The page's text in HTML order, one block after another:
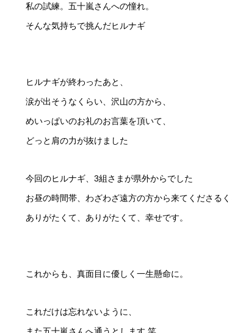
私の試練。五十嵐さんへの憧れ。
そんな気持ちで挑んだヒルナギ
ヒルナギが終わったあと、
涙が出そうなくらい、沢山の方から、
めいっぱいのお礼のお言葉を頂いて、
どっと肩の力が抜けました
今回のヒルナギ、3組さまが県外からでした
お昼の時間帯、わざわざ遠方の方から来てくださるく
ありがたくて、ありがたくて、幸せです。
これからも、真面目に優しく一生懸命に。
これだけは忘れないように、
また五十嵐さんへ通うとします 笑